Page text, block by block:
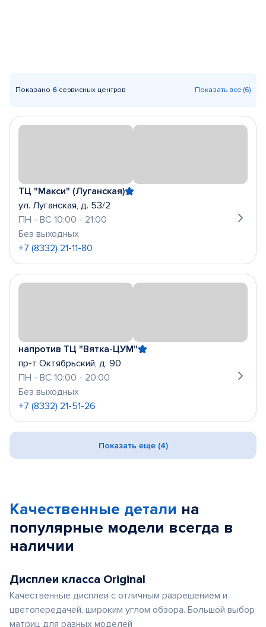
Показано 6 сервисных центров Показать все (6)
ТЦ "Макси" (Луганская)
ул. Луганская, д. 53/2
ПН - ВС 10:00 - 21:00
Без выходных
+7 (8332) 21-11-80
напротив ТЦ "Вятка-ЦУМ"
пр-т Октябрьский, д. 90
ПН - ВС 10:00 - 20:00
Без выходных
+7 (8332) 21-51-26
Показать еще (4)
Качественные детали на
популярные модели всегда в
наличии
Дисплеи класса Original
Качественные дисплеи с отличным разрешением и
цветопередачей, широким углом обзора. Большой выбор
матриц для разных моделей